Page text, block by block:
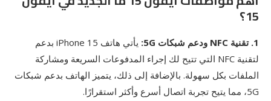
15؟
1. تقنية NFC ودعم شبكات 5G:
يأتي هاتف iPhone 15 بدعم
لتقنية NFC التي تتيح لك إجراء المدفوعات السريعة ومشاركة
الملفات بكل سهولة. بالإضافة إلى ذلك، يتميز الهاتف بدعم شبكات
5G، مما يتيح تجربة اتصال أسرع وأكثر استقرارًا.